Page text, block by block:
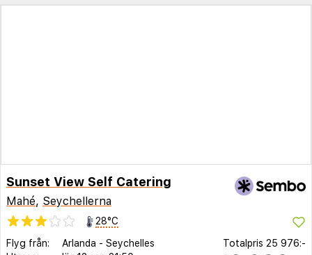
Sunset View Self Catering
Mahé, Seychellerna
28°C
Flyg från:
Arlanda - Seychelles
Totalpris 25 976:-